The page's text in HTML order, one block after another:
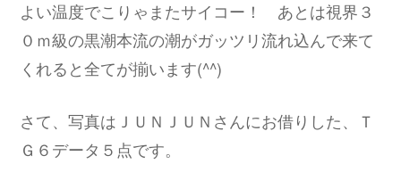
よい温度でこりゃまたサイコー！ あとは視界３
０ｍ級の黒潮本流の潮がガッツリ流れ込んで来て
くれると全てが揃います(^^)
さて、写真はＪＵＮＪＵＮさんにお借りした、Ｔ
Ｇ６データ５点です。